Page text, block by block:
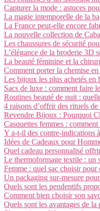
Capturer la mode : astuces
La magie intemporelle de la
La France peut-elle encore
La nouvelle collection de
Les chaussures de sécurité
L’élégance de la broderie 3D
La beauté féminine et la
Comment porter la chemise
Les bijoux les plus achetés en
Sacs de luxe : comment faire
Routines beauté de nuit :
4 raisons d’offrir des rituels
Revendre Bijoux : Pourquoi
Casquettes femmes :
Y a-t-il des contre-indications
Idées de Cadeaux pour
Quel cadeau personnalisé
Le thermoformage textile : un
Femme : quel sac choisir pour
Un packaging sur-mesure
Quels sont les pendentifs
Comment bien choisir son
Quels sont les avantages de la